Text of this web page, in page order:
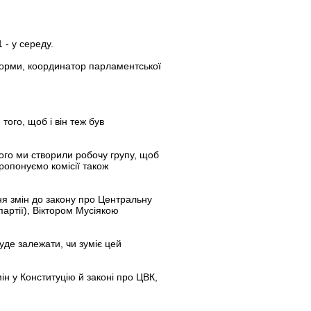
- у середу.
координатор парламентської
щоб і він теж був
ми створили робочу групу, щоб
комісії також
змін до закону про Центральну
Віктором Мусіякою
залежати, чи зуміє цей
у Конституцію й законі про ЦВК,